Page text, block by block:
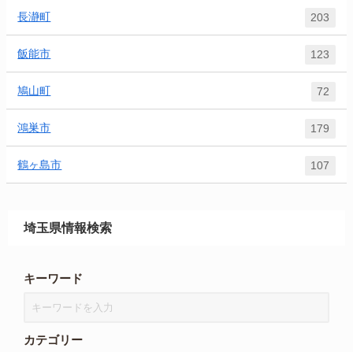
長瀞町 203
飯能市 123
鳩山町 72
鴻巣市 179
鶴ヶ島市 107
埼玉県情報検索
キーワード
カテゴリー